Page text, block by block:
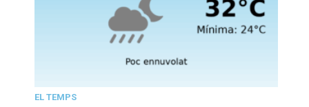
EL TEMPS